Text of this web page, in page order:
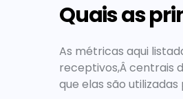
Quais as
As métricas aqui
receptivos,Â centrais
que elas são